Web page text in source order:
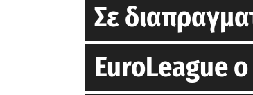
Σε
EuroLeague